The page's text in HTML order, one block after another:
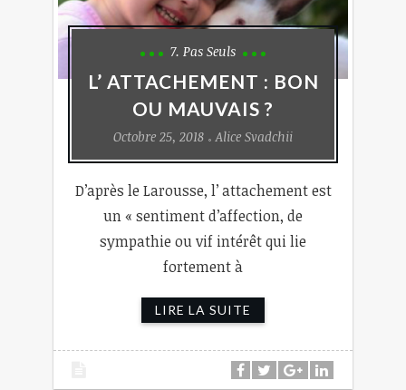
7. Pas Seuls
L’ ATTACHEMENT : BON
OU MAUVAIS ?
Octobre 25, 2018 Alice Svadchii
D’après le Larousse, l’ attachement est
un « sentiment d’affection, de
sympathie ou vif intérêt qui lie
fortement à
LIRE LA SUITE